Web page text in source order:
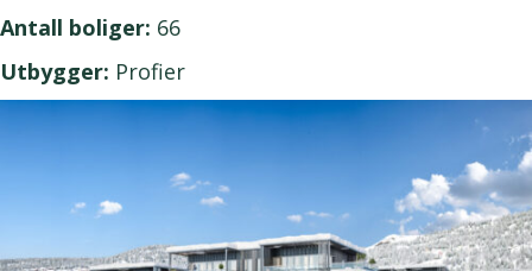
Antall boliger: 66
Utbygger: Profier